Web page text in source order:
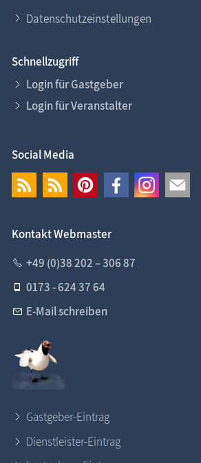
Datenschutzeinstellungen
Schnellzugriff
Login für Gastgeber
Login für Veranstalter
Social Media
Kontakt Webmaster
+49 (0)38 202 – 306 87
0173 - 624 37 64
E-Mail schreiben
Gastgeber-Eintrag
Dienstleister-Eintrag